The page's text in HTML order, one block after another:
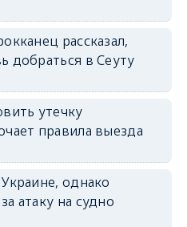
рассказал,
добраться в Сеуту
утечку
правила выезда
однако
атаку на судно